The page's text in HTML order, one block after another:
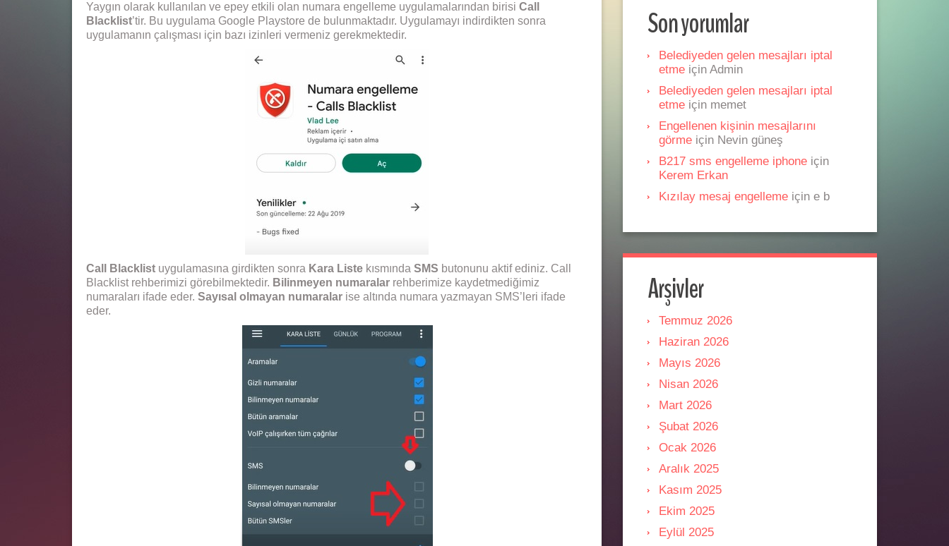
Yaygın olarak kullanılan ve epey etkili olan numara engelleme uygulamalarından birisi Call
Blacklist’tir. Bu uygulama Google Playstore de bulunmaktadır. Uygulamayı indirdikten sonra
uygulamanın çalışması için bazı izinleri vermeniz gerekmektedir.
Call Blacklist uygulamasına girdikten sonra Kara Liste kısmında SMS butonunu aktif ediniz. Call
Blacklist rehberimizi görebilmektedir. Bilinmeyen numaralar rehberimize kaydetmediğimiz
numaraları ifade eder. Sayısal olmayan numaralar ise altında numara yazmayan SMS’leri ifade
eder.
Son yorumlar
Belediyeden gelen mesajları iptal
etme için Admin
Belediyeden gelen mesajları iptal
etme için memet
Engellenen kişinin mesajlarını
görme için Nevin güneş
B217 sms engelleme iphone için
Kerem Erkan
Kızılay mesaj engelleme için e b
Arşivler
Temmuz 2026
Haziran 2026
Mayıs 2026
Nisan 2026
Mart 2026
Şubat 2026
Ocak 2026
Aralık 2025
Kasım 2025
Ekim 2025
Eylül 2025